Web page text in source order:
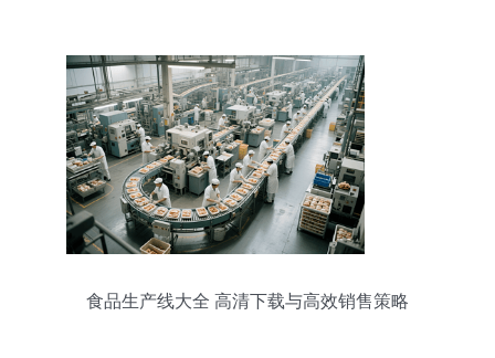
食品生产线大全 高清下载与高效销售策略